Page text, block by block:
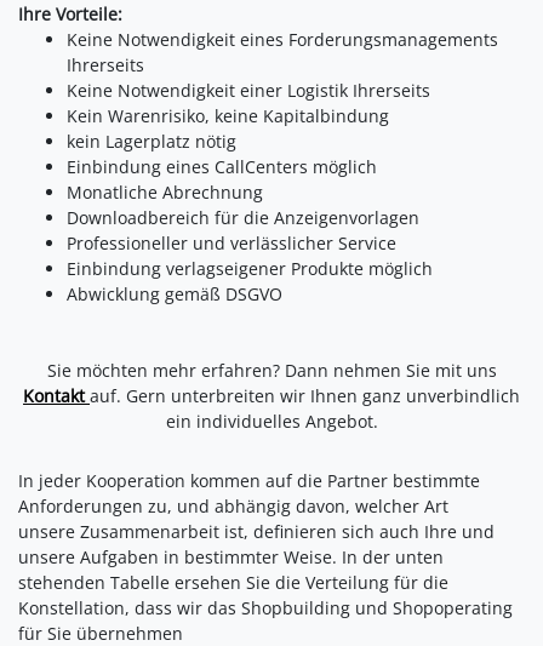
Ihre Vorteile:
Keine Notwendigkeit eines Forderungsmanagements
Ihrerseits
Keine Notwendigkeit einer Logistik Ihrerseits
Kein Warenrisiko, keine Kapitalbindung
kein Lagerplatz nötig
Einbindung eines CallCenters möglich
Monatliche Abrechnung
Downloadbereich für die Anzeigenvorlagen
Professioneller und verlässlicher Service
Einbindung verlagseigener Produkte möglich
Abwicklung gemäß DSGVO
Sie möchten mehr erfahren? Dann nehmen Sie mit uns
Kontaktauf. Gern unterbreiten wir Ihnen ganz unverbindlich
ein individuelles Angebot.
In jeder Kooperation kommen auf die Partner bestimmte
Anforderungen zu, und abhängig davon, welcher Art
unsere Zusammenarbeit ist, definieren sich auch Ihre und
unsere Aufgaben in bestimmter Weise. In der unten
stehenden Tabelle ersehen Sie die Verteilung für die
Konstellation, dass wir das Shopbuilding und Shopoperating
für Sie übernehmen